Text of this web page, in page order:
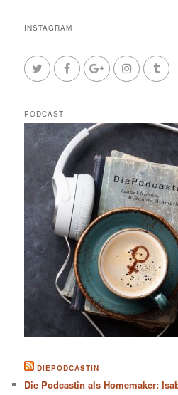
INSTAGRAM
PODCAST
DIEPODCASTIN
Die Podcastin als Homemaker: